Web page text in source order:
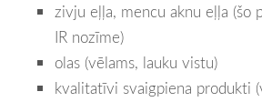
zivju eļļa, mencu aknu eļļa (šo
IR nozīme)
olas (vēlams, lauku vistu)
kvalitatīvi svaigpiena produkti